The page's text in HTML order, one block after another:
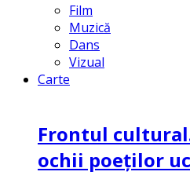
Film
Muzică
Dans
Vizual
Carte
Frontul
ochii poeților